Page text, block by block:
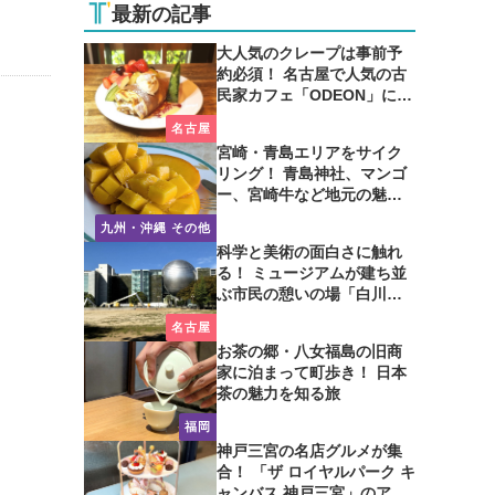
最新の記事
名古屋
大人気のクレープは事前予
約必須！ 名古屋で人気の古
民家カフェ「ODEON」に行
九州・沖縄 その他
宮崎・青島エリアをサイク
リング！ 青島神社、マンゴ
ー、宮崎牛など地元の魅力
名古屋
科学と美術の面白さに触れ
る！ ミュージアムが建ち並
ぶ市民の憩いの場「白川公
福岡
お茶の郷・八女福島の旧商
家に泊まって町歩き！ 日本
茶の魅力を知る旅
神戸三宮の名店グルメが集
合！ 「ザ ロイヤルパーク キ